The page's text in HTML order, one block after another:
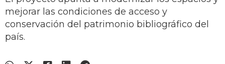
mejorar las condiciones de acceso y
conservación del patrimonio bibliográfico del
país.